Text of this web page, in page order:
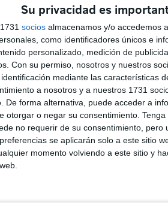
Su privacidad es
socios almacenamos y/o accedemos
como identificadores únicos e
personalizado, medición de
Con su permiso, nosotros y nuestros
mediante las características
a nosotros y a nuestros 1731
De forma alternativa, puede acceder a
otorgar o negar su consentimiento.
no requerir de su consentimiento,
se aplicarán solo a este sitio
momento volviendo a este sitio y
de la ciudadanía, que te separa
para no ser como los partidos
por la interculturalidad
fracaso”
falta. Debemos beber de esa